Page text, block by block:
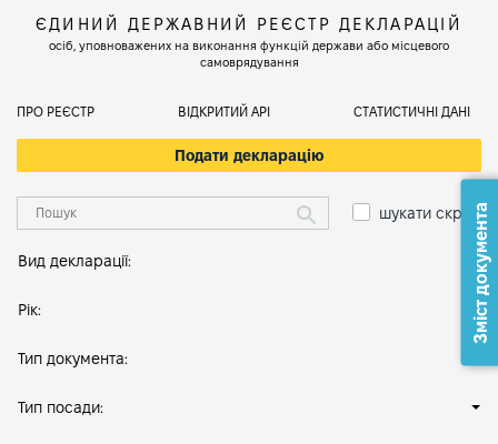
ЄДИНИЙ ДЕРЖАВНИЙ РЕЄСТР ДЕКЛАРАЦІЙ
осіб, уповноважених на виконання функцій держави або місцевого
самоврядування
ПРО РЕЄСТР ВІДКРИТИЙ АРІ СТАТИСТИЧНІ ДАНІ
Подати декларацію
шукати скрізь
Вид декларації:
Рік:
Тип документа:
Тип посади:
Зміст документа